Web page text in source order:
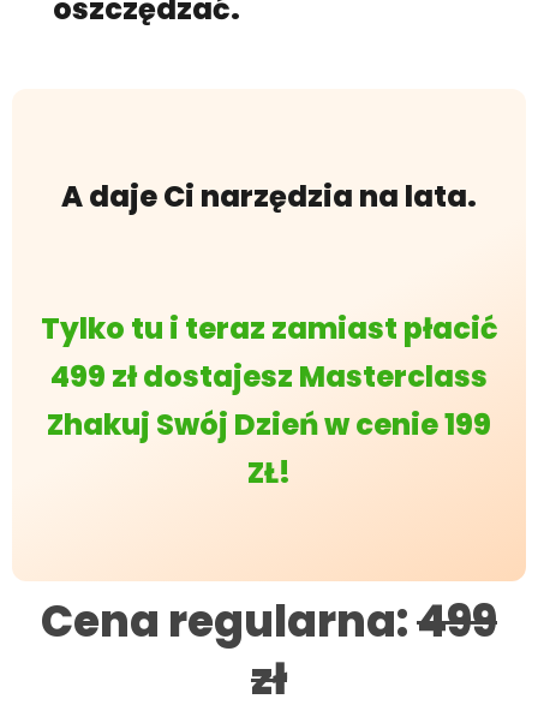
oszczędzać.
A daje Ci narzędzia na lata.
Tylko tu i teraz zamiast płacić
499 zł dostajesz Masterclass
Zhakuj Swój Dzień w cenie 199
ZŁ!
Cena regularna:499
zł